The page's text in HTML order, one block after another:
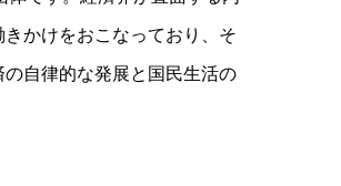
かけをおこなっており、そ
自律的な発展と国民生活の